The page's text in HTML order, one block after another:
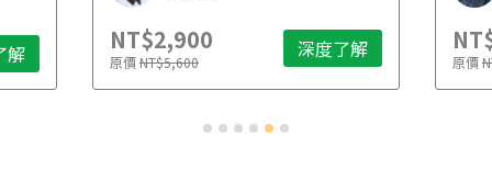
解 NT$2,900
原價NT$5,600 深度了解 原價